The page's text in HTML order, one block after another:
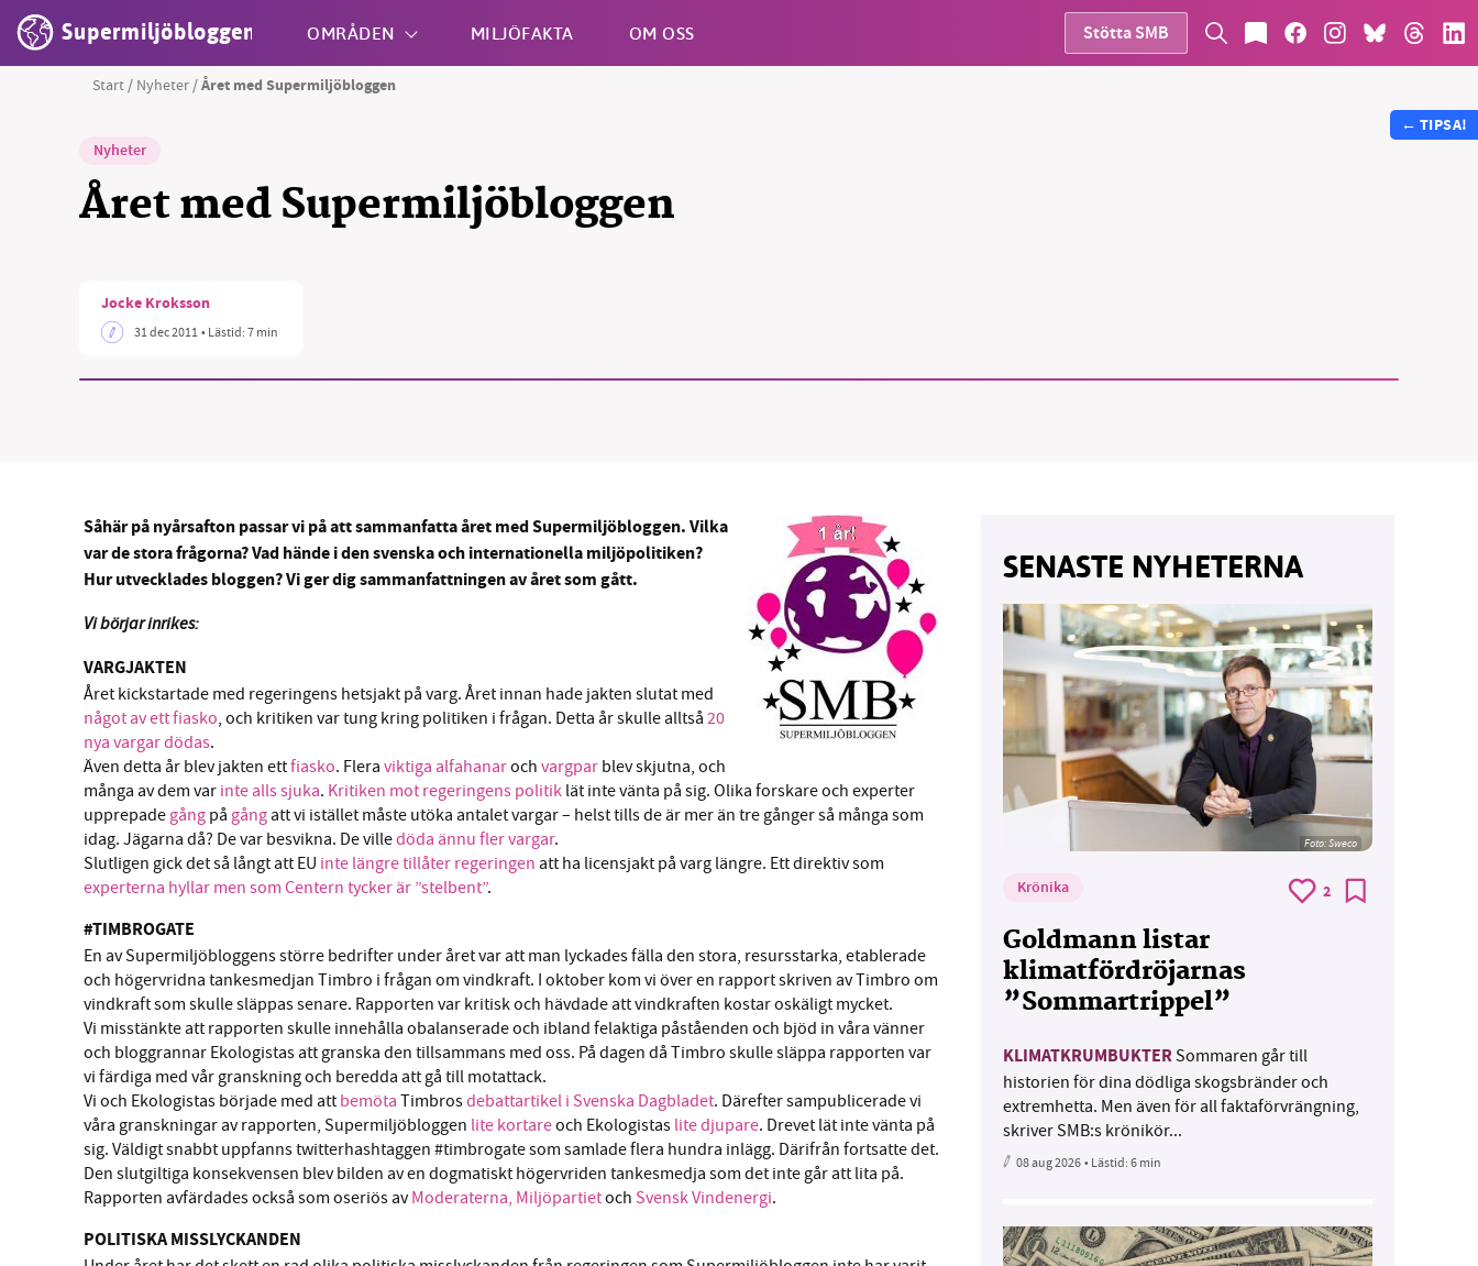
Supermiljöbloggen OMRÅDEN MILJÖFAKTA OM OSS Stötta SMB
Start / Nyheter /Året med Supermiljöbloggen
Nyheter
Året med Supermiljöbloggen
Jocke Kroksson
31 dec 2011• Lästid:7 min
Såhär på nyårsafton passar vi på att sammanfatta året med Supermiljöbloggen. Vilka
var de stora frågorna? Vad hände i den svenska och internationella miljöpolitiken?
Hur utvecklades bloggen? Vi ger dig sammanfattningen av året som gått.
Vi börjar inrikes:
VARGJAKTEN
Året kickstartade med regeringens hetsjakt på varg. Året innan hade jakten slutat med
något av ett fiasko, och kritiken var tung kring politiken i frågan. Detta år skulle alltså 20
nya vargar dödas.
Även detta år blev jakten ettfiasko. Flera viktiga alfahanaroch vargpar blev skjutna, och
många av dem var inte alls sjuka. Kritiken mot regeringens politik lät inte vänta på sig. Olika forskare och experter
upprepade gång på gångatt vi istället måste utöka antalet vargar – helst tills de är mer än tre gånger så många som
idag. Jägarna då? De var besvikna. De villedöda ännu fler vargar.
Slutligen gick det så långt att EU inte längre tillåter regeringen att ha licensjakt på varg längre. Ett direktiv som
experterna hyllar men som Centern tycker är ”stelbent”.
#TIMBROGATE
En av Supermiljöbloggens större bedrifter under året var att man lyckades fälla den stora, resursstarka, etablerade
och högervridna tankesmedjan Timbro i frågan om vindkraft. I oktober kom vi över en rapport skriven av Timbro om
vindkraft som skulle släppas senare. Rapporten var kritisk och hävdade att vindkraften kostar oskäligt mycket.
Vi misstänkte att rapporten skulle innehålla obalanserade och ibland felaktiga påståenden och bjöd in våra vänner
och bloggrannar Ekologistas att granska den tillsammans med oss. På dagen då Timbro skulle släppa rapporten var
vi färdiga med vår granskning och beredda att gå till motattack.
Vi och Ekologistas började med att bemöta Timbrosdebattartikel i Svenska Dagbladet. Därefter sampublicerade vi
våra granskningar av rapporten, Supermiljöbloggen lite kortareoch Ekologistas lite djupare. Drevet lät inte vänta på
sig. Väldigt snabbt uppfanns twitterhashtaggen #timbrogate som samlade flera hundra inlägg. Därifrån fortsatte det.
Den slutgiltiga konsekvensen blev bilden av en dogmatiskt högervriden tankesmedja som det inte går att lita på.
Rapporten avfärdades också som oseriös avModeraterna, Miljöpartietoch Svensk Vindenergi.
POLITISKA MISSLYCKANDEN
SENASTE NYHETERNA
Foto: Sweco
Krönika 2
Goldmann listar
klimatfördröjarnas
”Sommartrippel”
KLIMATKRUMBUKTERSommaren går till
historien för dina dödliga skogsbränder och
extremhetta. Men även för all faktaförvrängning,
skriver SMB:s krönikör...
08 aug 2026• Lästid:6 min
← TIPSA!
SMB kämpar för en hållbar framtid. Sedan starten 2010 har vår
ideella redaktion drivit miljödebatten framåt genom
nyhetsbevakning och granskningar. Nu vill vi utveckla vårt arbete –
och vi hoppas att du vill hjälpa oss.
Stötta vårt arbete genom att swisha en slant till
1231368703
Läs vad vi vill göra